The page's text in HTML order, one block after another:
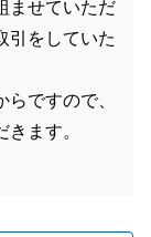
ませていただ
引をしていた
ですので、
ます。